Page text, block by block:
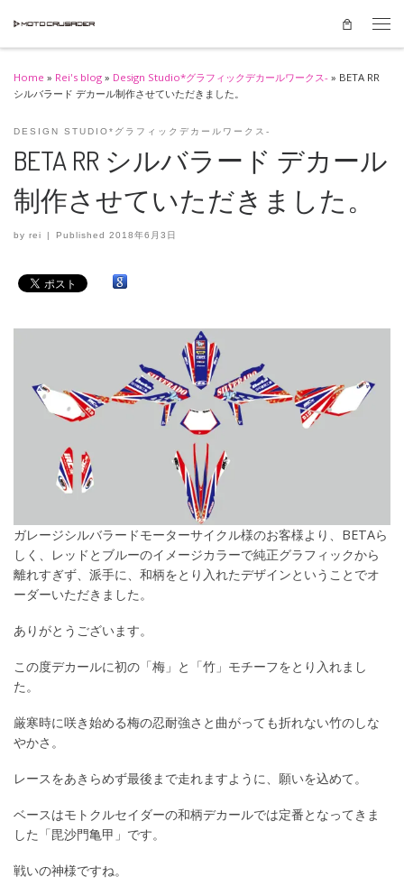
Skip to content
Home » Rei's blog » Design Studio*グラフィックデカールワークス- » BETA RR
シルバラード デカール制作させていただきました。
DESIGN STUDIO*グラフィックデカールワークス-
BETA RR シルバラード デカール
制作させていただきました。
by rei Published2018年6月3日
ガレージシルバラードモーターサイクル様のお客様より、BETAら
しく、レッドとブルーのイメージカラーで純正グラフィックから
離れすぎず、派手に、和柄をとり入れたデザインということでオ
ーダーいただきました。
ありがとうございます。
この度デカールに初の「梅」と「竹」モチーフをとり入れまし
た。
厳寒時に咲き始める梅の忍耐強さと曲がっても折れない竹のしな
やかさ。
レースをあきらめず最後まで走れますように、願いを込めて。
ベースはモトクルセイダーの和柄デカールでは定番となってきま
した「毘沙門亀甲」です。
戦いの神様ですね。